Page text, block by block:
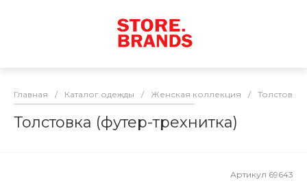
Главная / Каталог одежды / Женская коллекция / Толстовки
Толстовка (футер-трехнитка)
Артикул 69643